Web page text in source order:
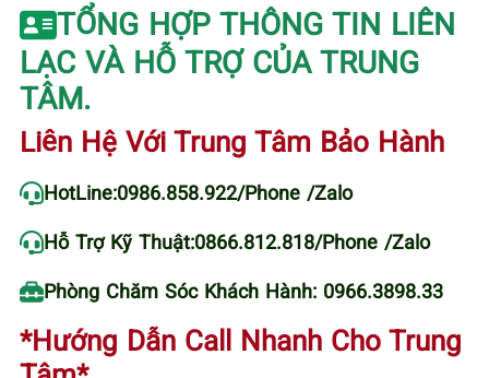
TỔNG HỢP THÔNG TIN LIÊN
LẠC VÀ HỖ TRỢ CỦA TRUNG
TÂM.
Liên Hệ Với Trung Tâm Bảo Hành
HotLine:0986.858.922/Phone /Zalo
Hỗ Trợ Kỹ Thuật:0866.812.818/Phone /Zalo
Phòng Chăm Sóc Khách Hành: 0966.3898.33
*Hướng Dẫn Call Nhanh Cho Trung